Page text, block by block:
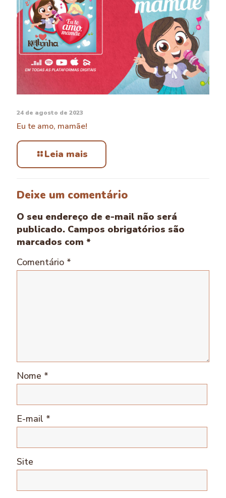
24 de agosto de 2023
Eu te amo, mamãe!
Leia mais
Deixe um comentário
O seu endereço de e-mail não será
publicado. Campos obrigatórios são
marcados com *
Comentário *
Nome *
E-mail *
Site